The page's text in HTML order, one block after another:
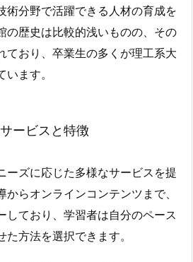
術分野で活躍できる人材の育成を
の歴史は比較的浅いものの、その
ており、卒業生の多くが理工系大
ます。
ービスと特徴
ーズに応じた多様なサービスを提
らオンラインコンテンツまで、
しており、学習者は自分のペース
方法を選択できます。